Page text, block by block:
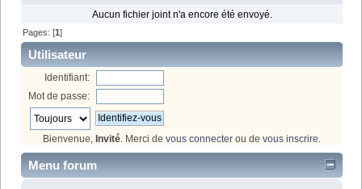
Aucun fichier joint n'a encore été envoyé.
Pages: [1]
Utilisateur
Identifiant:
Mot de passe:
Bienvenue, Invité. Merci de vous connecter ou de vous inscrire.
Menu forum